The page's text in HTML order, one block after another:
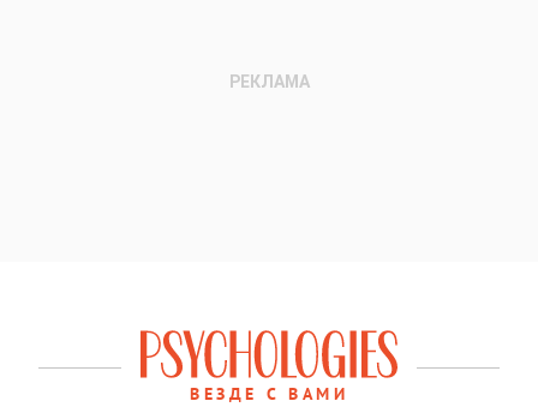
ВЕЗДЕ С ВАМИ